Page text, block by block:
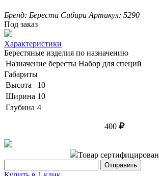
Бренд: Береста Сибири Артикул: 5290
Под заказ
Характеристики
Берестяные изделия по назначению
Назначение бересты Набор для специй
Габариты
Высота
10
Ширина 10
Глубина 4
400
Товар сертифицирован